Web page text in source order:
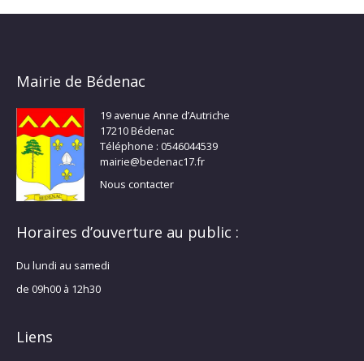
Mairie de Bédenac
19 avenue Anne d’Autriche
17210 Bédenac
Téléphone : 0546044539
mairie@bedenac17.fr
Nous contacter
Horaires d’ouverture au public :
Du lundi au samedi
de 09h00 à 12h30
Liens